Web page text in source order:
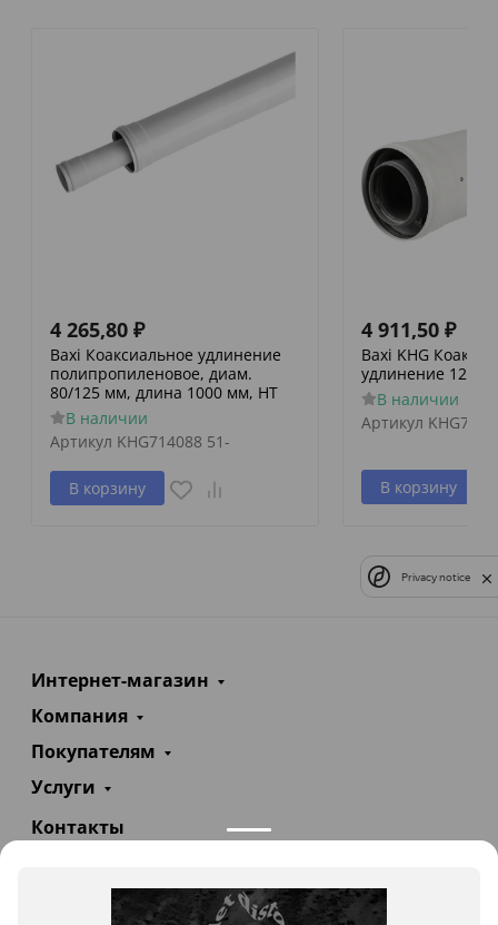
4 265,80 ₽
Baxi Коаксиальное удлинение
полипропиленовое, диам.
80/125 мм, длина 1000 мм, HT
В наличии
Артикул KHG714088 51-
В корзину
4 911,50 ₽
Baxi KHG
удлинение 125/
В наличии
Артикул
В корзину
Интернет-магазин
Компания
Покупателям
Услуги
Контакты
info@teploexpert.com
Privacy notice